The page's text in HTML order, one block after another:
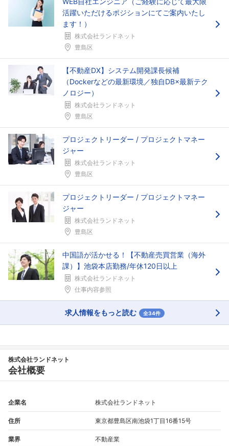
活躍いただけるポジションにてご案内いたし
ます！）
株式会社ランドネット
豊島区
【不動産DX】システム開発課長候補
（Dockerなどの最新環境／独自DB×最新テク
ノロジー）
株式会社ランドネット
豊島区
プロジェクトリーダー / プロジェクトマネー
ジャー
株式会社ランドネット
豊島区
プロジェクトリーダー / プロジェクトマネー
ジャー
株式会社ランドネット
豊島区
中国語が活かせる！【不動産売買営業（海外
課）】池袋本店勤務/年休120日以上
株式会社ランドネット
仕事内容参照
求人情報をもっと読む 全34件
株式会社ランドネット
会社概要
企業名 株式会社ランドネット
住所 東京都豊島区南池袋1丁目16番15号
業界 不動産業